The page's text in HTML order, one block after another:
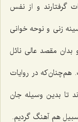
گرفتارند و از نفس
زنی و نوحه خوانی
بدان مقصد عالی نائل
هم‌چنان‌که در روایات
تا بدین وسیله جان
هم آهنگ گردیم.